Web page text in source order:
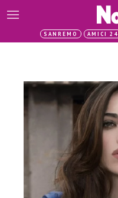
SANREMO AMICI 24